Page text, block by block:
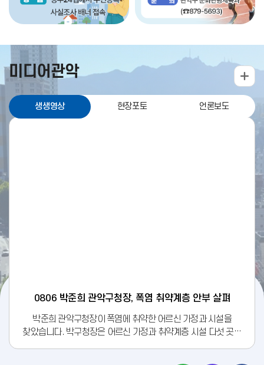
미디어관악
생생영상
0806 박준희 관악구청장, 폭염 취약계층 안부 살펴
박준희 관악구청장이 폭염에 취약한 어르신 가정과 시설을
찾았습니다. 박구청장은 어르신 가정과 취약계층 시설 다섯 곳을
현장포토 언론보도